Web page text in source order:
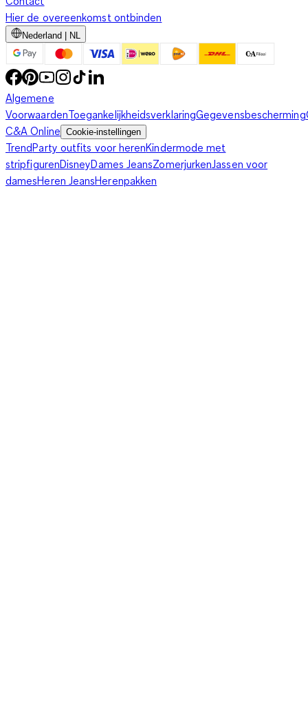
Hier de overeenkomst ontbinden
Nederland | NL
Algemene
VoorwaardenToegankelijkheidsverklaringGegevensbescherming
C&A Online Cookie-instellingen
TrendParty outfits voor herenKindermode met
stripfigurenDisneyDames JeansZomerjurkenJassen voor
damesHeren JeansHerenpakken